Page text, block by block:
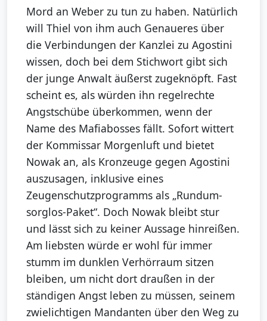
Mord an Weber zu tun zu haben. Natürlich
will Thiel von ihm auch Genaueres über
die Verbindungen der Kanzlei zu Agostini
wissen, doch bei dem Stichwort gibt sich
der junge Anwalt äußerst zugeknöpft. Fast
scheint es, als würden ihn regelrechte
Angstschübe überkommen, wenn der
Name des Mafiabosses fällt. Sofort wittert
der Kommissar Morgenluft und bietet
Nowak an, als Kronzeuge gegen Agostini
auszusagen, inklusive eines
Zeugenschutzprogramms als „Rundum-
sorglos-Paket“. Doch Nowak bleibt stur
und lässt sich zu keiner Aussage hinreißen.
Am liebsten würde er wohl für immer
stumm im dunklen Verhörraum sitzen
bleiben, um nicht dort draußen in der
ständigen Angst leben zu müssen, seinem
zwielichtigen Mandanten über den Weg zu